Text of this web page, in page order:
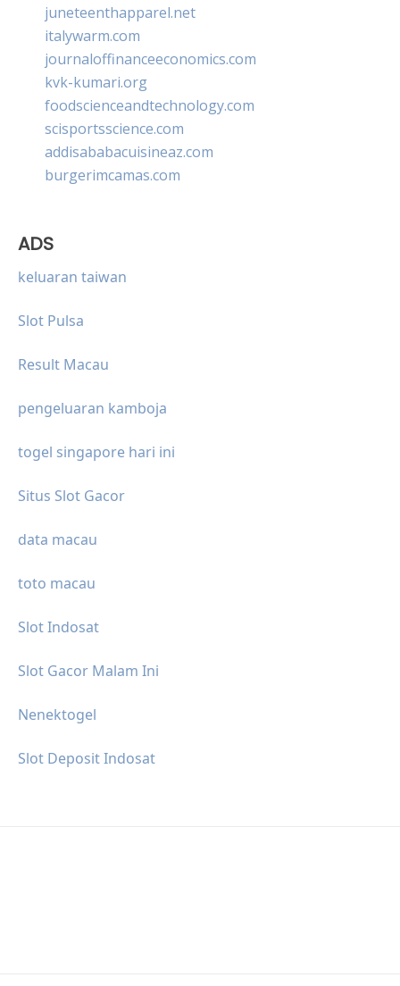
juneteenthapparel.net
italywarm.com
journaloffinanceeconomics.com
kvk-kumari.org
foodscienceandtechnology.com
scisportsscience.com
addisababacuisineaz.com
burgerimcamas.com
ADS
keluaran taiwan
Slot Pulsa
Result Macau
pengeluaran kamboja
togel singapore hari ini
Situs Slot Gacor
data macau
toto macau
Slot Indosat
Slot Gacor Malam Ini
Nenektogel
Slot Deposit Indosat